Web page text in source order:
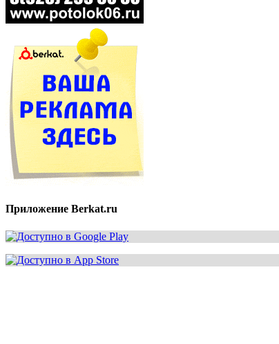
Приложение Berkat.ru